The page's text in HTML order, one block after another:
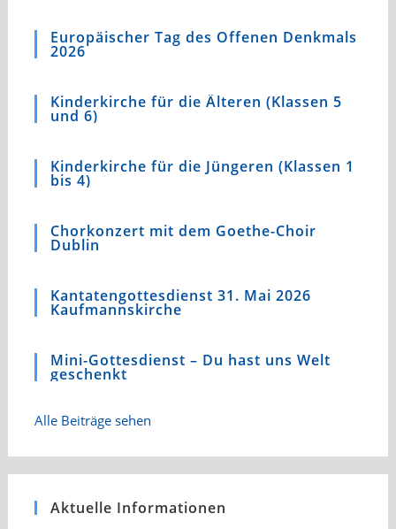
Europäischer Tag des Offenen Denkmals
2026
Kinderkirche für die Älteren (Klassen 5
und 6)
Kinderkirche für die Jüngeren (Klassen 1
bis 4)
Chorkonzert mit dem Goethe-Choir
Dublin
Kantatengottesdienst 31. Mai 2026
Kaufmannskirche
Mini-Gottesdienst – Du hast uns Welt
geschenkt
Alle Beiträge sehen
Aktuelle Informationen